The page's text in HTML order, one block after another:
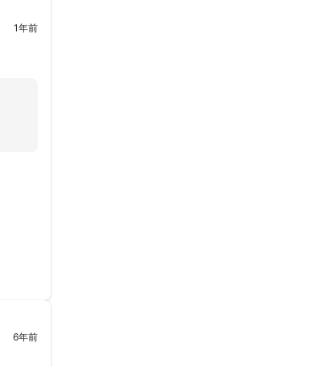
1年前
6年前